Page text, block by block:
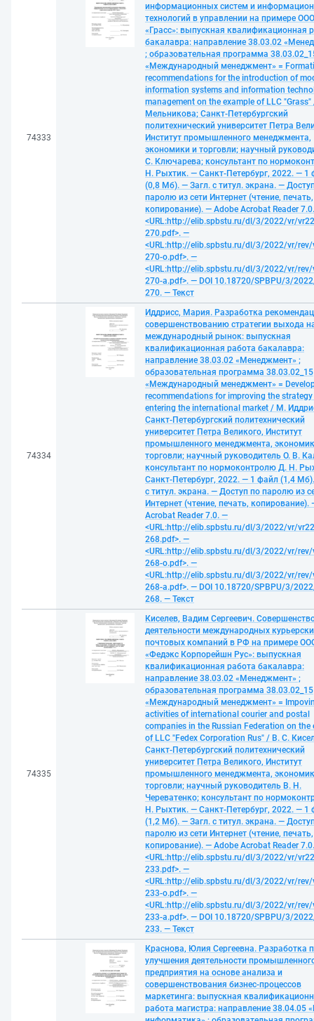
74333
информационных систем и
технологий в управлении на примере ООО
«Грасс»: выпускная квалификационная
бакалавра: направление 38.03.02
; образовательная программа
«Международный менеджмент» =
recommendations for the introduction of
information systems and information
management on the example of LLC
Мельникова; Санкт-Петербургский
политехнический университет Петра
Институт промышленного менеджмента,
экономики и торговли; научный
С. Ключарева; консультант по
Н. Рыхтик. — Санкт-Петербург, 2022. — 1
(0,8 Мб). — Загл. с титул. экрана. —
паролю из сети Интернет (чтение, печать,
копирование). — Adobe Acrobat Reader
<URL:http://elib.spbstu.ru/dl/3/2022/vr/
270.pdf>. —
<URL:http://elib.spbstu.ru/dl/3/2022/vr/rev/
270-o.pdf>. —
<URL:http://elib.spbstu.ru/dl/3/2022/vr/rev/
270-a.pdf>. — DOI 10.18720/SPBPU/3/
270. — Текст
74334
Иддрисс, Мария. Разработка
совершенствованию стратегии выхода
международный рынок: выпускная
квалификационная работа бакалавра:
направление 38.03.02 «Менеджмент» ;
образовательная программа 38.03.02_15
«Международный менеджмент» =
recommendations for improving the
entering the international market / М.
Санкт-Петербургский политехнический
университет Петра Великого, Институт
промышленного менеджмента,
торговли; научный руководитель О. В.
консультант по нормоконтролю Д. Н.
Санкт-Петербург, 2022. — 1 файл (1,4
с титул. экрана. — Доступ по паролю из
Интернет (чтение, печать, копирование).
Acrobat Reader 7.0. —
<URL:http://elib.spbstu.ru/dl/3/2022/vr/
268.pdf>. —
<URL:http://elib.spbstu.ru/dl/3/2022/vr/rev/
268-o.pdf>. —
<URL:http://elib.spbstu.ru/dl/3/2022/vr/rev/
268-a.pdf>. — DOI 10.18720/SPBPU/3/
268. — Текст
74335
Киселев, Вадим Сергеевич.
деятельности международных
почтовых компаний в РФ на примере
«Федэкс Корпорейшн Рус»: выпускная
квалификационная работа бакалавра:
направление 38.03.02 «Менеджмент» ;
образовательная программа 38.03.02_15
«Международный менеджмент» =
activities of international courier and postal
companies in the Russian Federation on the
of LLC "Fedex Corporation Rus" / В. С.
Санкт-Петербургский политехнический
университет Петра Великого, Институт
промышленного менеджмента,
торговли; научный руководитель В. Н.
Череватенко; консультант по
Н. Рыхтик. — Санкт-Петербург, 2022. — 1
(1,2 Мб). — Загл. с титул. экрана. —
паролю из сети Интернет (чтение, печать,
копирование). — Adobe Acrobat Reader
<URL:http://elib.spbstu.ru/dl/3/2022/vr/
233.pdf>. —
<URL:http://elib.spbstu.ru/dl/3/2022/vr/rev/
233-o.pdf>. —
<URL:http://elib.spbstu.ru/dl/3/2022/vr/rev/
233-a.pdf>. — DOI 10.18720/SPBPU/3/
233. — Текст
Краснова, Юлия Сергеевна. Разработка
улучшения деятельности
предприятия на основе анализа и
совершенствования бизнес-процессов
маркетинга: выпускная
работа магистра: направление 38.04.05